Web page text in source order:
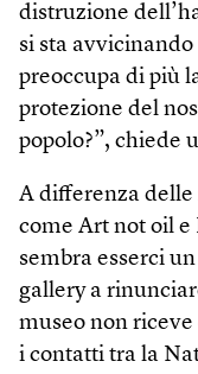
distruzione
si sta
preoccupa di più
protezione del
popolo?”, chiede
A differenza
come Art not oil e
sembra esserci
gallery a
museo non riceve
i contatti tra la